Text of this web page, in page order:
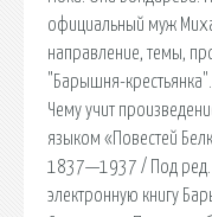
официальный муж
направление, темы,
"Барышня-крестьянка".
Чему учит
языком «Повестей
1837—1937 / Под ред.
электронную книгу